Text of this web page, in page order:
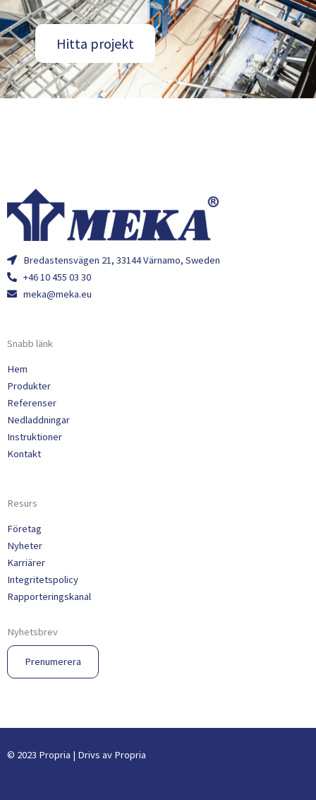
Hitta projekt
Bredastensvägen 21, 33144 Värnamo, Sweden
+46 10 455 03 30
meka@meka.eu
Snabb länk
Hem
Produkter
Referenser
Nedladdningar
Instruktioner
Kontakt
Resurs
Företag
Nyheter
Karriärer
Integritetspolicy
Rapporteringskanal
Nyhetsbrev
Prenumerera
© 2023 Propria | Drivs av Propria